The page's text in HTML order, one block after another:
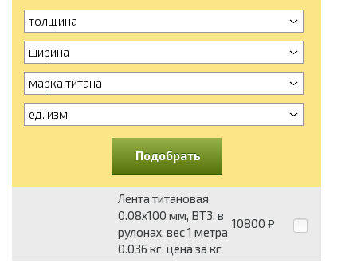
толщина
ширина
марка титана
ед. изм.
Подобрать
Лента титановая
0.08x100 мм, ВТ3, в
рулонах, вес 1 метра
0.036 кг, цена за кг
10800 ₽